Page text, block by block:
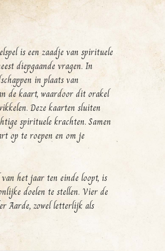
is een zaadje van spirituele
diepgaande vragen. In
in plaats van
de kaart, waardoor dit orakel
Deze kaarten sluiten
spirituele krachten. Samen
op te roepen en om je
het jaar ten einde loopt, is
doelen te stellen. Vier de
Aarde, zowel letterlijk als